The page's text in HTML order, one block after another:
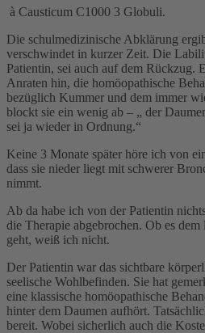
à Causticum C1000 3 Globuli.
Die schulmedizinische Abklärung
verschwindet in kurzer Zeit. Die
Patientin, sei auch auf dem Rückzug.
Anraten hin, die homöopathische
bezüglich Kummer und dem immer
blockt sie ein wenig ab – „ der
sei ja wieder in Ordnung.“
Keine 3 Monate später höre ich von
dass sie nieder liegt mit schwerer
nimmt.
Ab da habe ich von der Patientin
die Therapie abgebrochen. Ob es
geht, weiß ich nicht.
Der Patientin war das sichtbare
seelische Wohlbefinden. Sie hat
eine klassische homöopathische
hinter dem Daumen aufhört.
bereit. Wobei sicherlich auch die